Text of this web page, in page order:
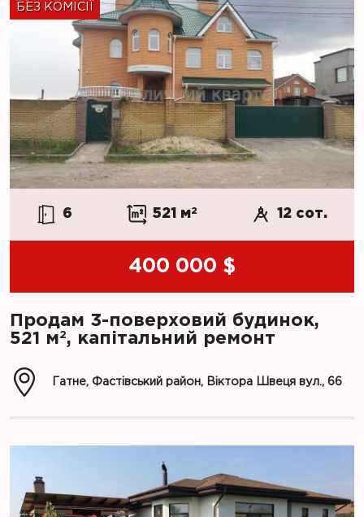
БЕЗ КОМІСІЇ
6 521 м2 12 сот.
400 000 $
Продам 3-поверховий будинок,
521 м2, капітальний ремонт
Гатне, Фастівський район, Віктора Швеця вул., 66